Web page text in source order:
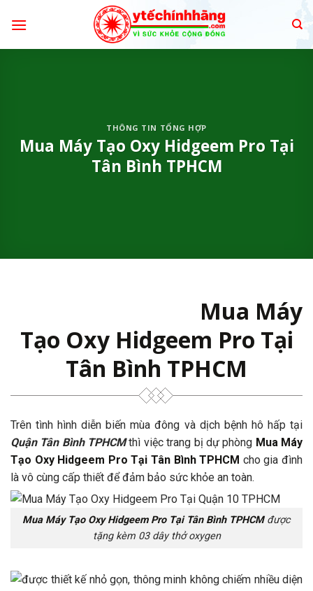
THÔNG TIN TỔNG HỢP
Mua Máy Tạo Oxy Hidgeem Pro Tại
Tân Bình TPHCM
Mua Máy
Tạo Oxy Hidgeem Pro Tại
Tân Bình TPHCM
Trên tình hình diễn biến mùa đông và dịch bệnh hô hấp tại
Quận Tân Bình TPHCMthì việc trang bị dự phòng Mua Máy
Tạo Oxy Hidgeem Pro Tại Tân Bình TPHCM cho gia đình
là vô cùng cấp thiết để đảm bảo sức khỏe an toàn.
Mua Máy Tạo Oxy Hidgeem Pro Tại Tân Bình TPHCMđược
tặng kèm 03 dây thở oxygen